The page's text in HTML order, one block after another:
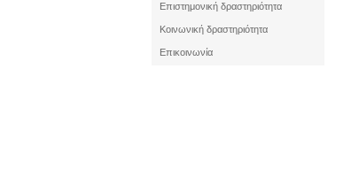
Επιστημονική δραστηριότητα
Κοινωνική δραστηριότητα
Επικοινωνία